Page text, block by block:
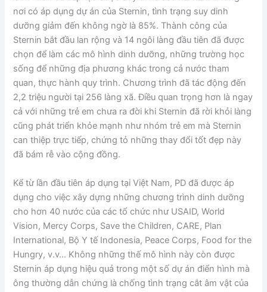
nơi có áp dụng dự án của Sternin, tình trạng suy dinh
dưỡng giảm đến không ngờ là 85%. Thành công của
Sternin bắt đầu lan rộng và 14 ngôi làng đầu tiên đã được
chọn để làm các mô hình dinh dưỡng, những trường học
sống để những địa phương khác trong cả nước tham
quan, thực hành quy trình. Chương trình đã tác động đến
2,2 triệu người tại 256 làng xã. Điều quan trọng hơn là ngay
cả với những trẻ em chưa ra đời khi Sternin đã rời khỏi làng
cũng phát triển khỏe mạnh như nhóm trẻ em mà Sternin
can thiệp trực tiếp, chứng tỏ những thay đổi tốt đẹp này
đã bám rễ vào cộng đồng.
Kể từ lần đầu tiên áp dụng tại Việt Nam, PD đã được áp
dụng cho việc xây dựng những chương trình dinh dưỡng
cho hơn 40 nước của các tổ chức như USAID, World
Vision, Mercy Corps, Save the Children, CARE, Plan
International, Bộ Y tế Indonesia, Peace Corps, Food for the
Hungry, v.v… Không những thế mô hình này còn được
Sternin áp dụng hiệu quả trong một số dự án điển hình mà
ông thường dẫn chứng là chống tình trạng cắt âm vật của